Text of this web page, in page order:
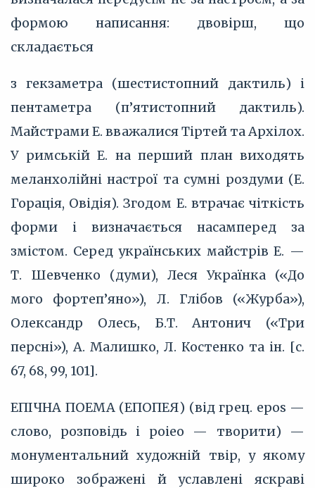
формою написання: двовірш, що
складається
з гекзаметра (шестистопний дактиль) і
пентаметра (п’ятистопний дактиль).
Майстрами Е. вважалися Тіртей та Архілох.
У римській Е. на перший план виходять
меланхолійні настрої та сумні роздуми (Е.
Горація, Овідія). Згодом Е. втрачає чіткість
форми і визначається насамперед за
змістом. Серед українських майстрів Е. —
Т. Шевченко (думи), Леся Українка («До
мого фортеп’яно»), Л. Глібов («Журба»),
Олександр Олесь, Б.Т. Антонич («Три
персні»), А. Малишко, Л. Костенко та ін. [с.
67, 68, 99, 101].
ЕПІЧНА ПОЕМА (ЕПОПЕЯ) (від грец. epos —
слово, розповідь і роіео — творити) —
монументальний художній твір, у якому
широко зображені й уславлені яскраві